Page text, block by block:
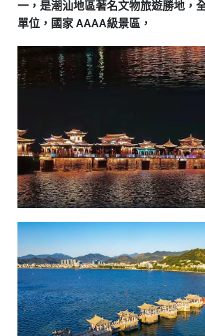
一，是潮汕地區著名文物旅遊勝地，
單位，國家 AAAA級景區，